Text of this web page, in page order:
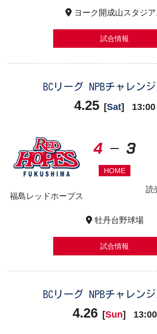
ヨーク開成山スタジア
試合情報
BCリーグ NPBチャレン
4.25 [Sat] 13:00
福島レッドホープス
4 3
HOME
読
牡丹台野球場
試合情報
BCリーグ NPBチャレン
4.26 [Sun] 13:00